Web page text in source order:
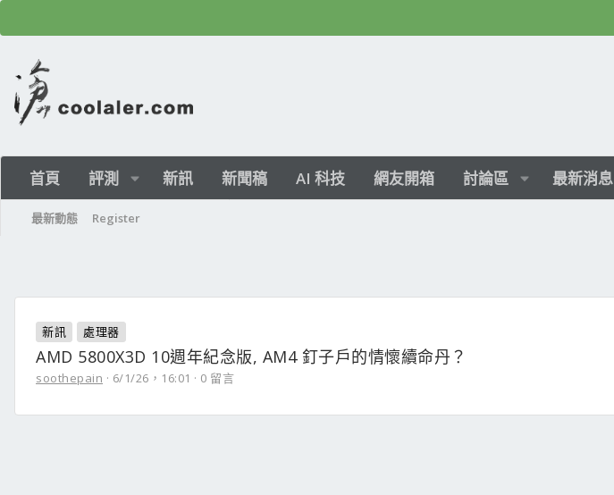
首頁 評測 新訊 新聞稿 AI 科技 網友開箱 討論區 最新消息
最新動態 Register
新訊 處理器
AMD 5800X3D 10週年紀念版, AM4 釘子戶的情懷續命丹？
soothepain 6/1/26，16:01 0 留言